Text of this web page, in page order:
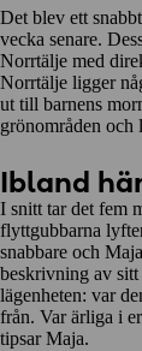
Det blev ett
vecka senare.
Norrtälje med
Norrtälje ligger
ut till barnens
grönområden och
Ibland
I snitt tar det fem
flyttgubbarna
snabbare och
beskrivning av
lägenheten: var
från. Var ärliga i
tipsar Maja.